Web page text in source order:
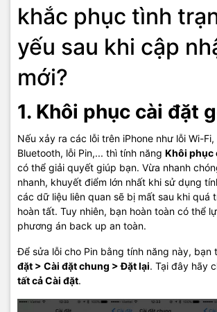
khắc phục tình
yếu sau khi cập
mới?
1. Khôi phục cài đặt
Nếu xảy ra các lỗi trên iPhone như lỗi Wi-
Bluetooth, lỗi Pin,... thì tính năng Khôi phục
có thể giải quyết giúp bạn. Vừa nhanh
nhanh, khuyết điểm lớn nhất khi sử dụng
các dữ liệu liên quan sẽ bị mất sau khi quá
hoàn tất. Tuy nhiên, bạn hoàn toàn có thể
phương án back up an toàn.
Để sửa lỗi cho Pin bằng tính năng này, bạn
đặt > Cài đặt chung > Đặt lại. Tại đây hãy
tất cả Cài đặt.